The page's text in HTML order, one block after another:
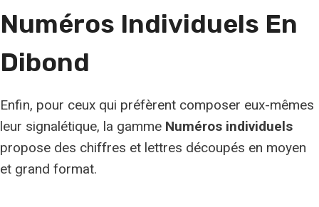
Numéros Individuels En
Dibond
Enfin, pour ceux qui préfèrent composer eux-mêmes
leur signalétique, la gamme Numéros individuels
propose des chiffres et lettres découpés en moyen
et grand format.